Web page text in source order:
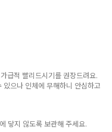
급적 빨리드시기를 권장드려요.
으나 인체에 무해하니 안심하고
닿지 않도록 보관해 주세요.